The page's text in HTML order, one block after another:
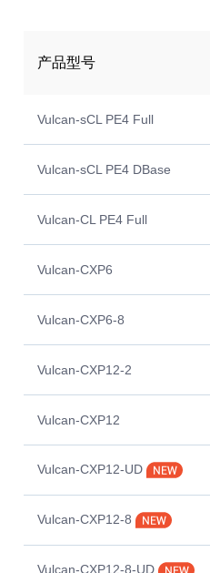
产品型号
Vulcan-sCL PE4 Full
Vulcan-sCL PE4 DBase
Vulcan-CL PE4 Full
Vulcan-CXP6
Vulcan-CXP6-8
Vulcan-CXP12-2
Vulcan-CXP12
Vulcan-CXP12-UD
Vulcan-CXP12-8
Vulcan-CXP12-8-UD